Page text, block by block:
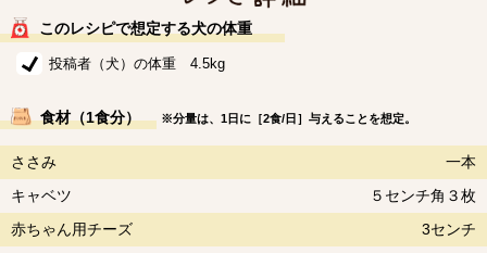
このレシピで想定する犬の体重
投稿者（犬）の体重 4.5kg
食材（1食分） ※分量は、1日に［2食/日］与えることを想定。
ささみ
一本
キャベツ
５センチ角３枚
赤ちゃん用チーズ
3センチ